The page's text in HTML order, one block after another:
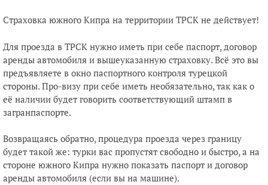
Страховка южного Кипра на территории ТРСК не действует!
Для проезда в ТРСК нужно иметь при себе паспорт, договор
аренды автомобиля и вышеуказанную страховку. Всё это вы
предъявляете в окно паспортного контроля турецкой
стороны. Про-визу при себе иметь необязательно, так как о
её наличии будет говорить соответствующий штамп в
загранпаспорте.
Возвращаясь обратно, процедура проезда через границу
будет такой же: турки вас пропустят свободно и быстро, а на
стороне южного Кипра нужно показать паспорт и договор
аренды автомобиля (если вы на машине).